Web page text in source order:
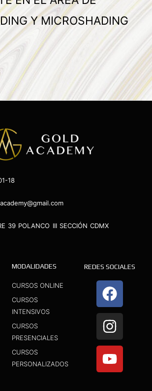
Y MICROSHADING
18
39 POLANCO III SECCIÓN CDMX
MODALIDADES
CURSOS ONLINE
CURSOS
INTENSIVOS
CURSOS
PRESENCIALES
CURSOS
PERSONALIZADOS
REDES SOCIALES
F
a
c
e
b
o
o
I
n
s
t
a
g
r
Y
o
u
t
u
b
e